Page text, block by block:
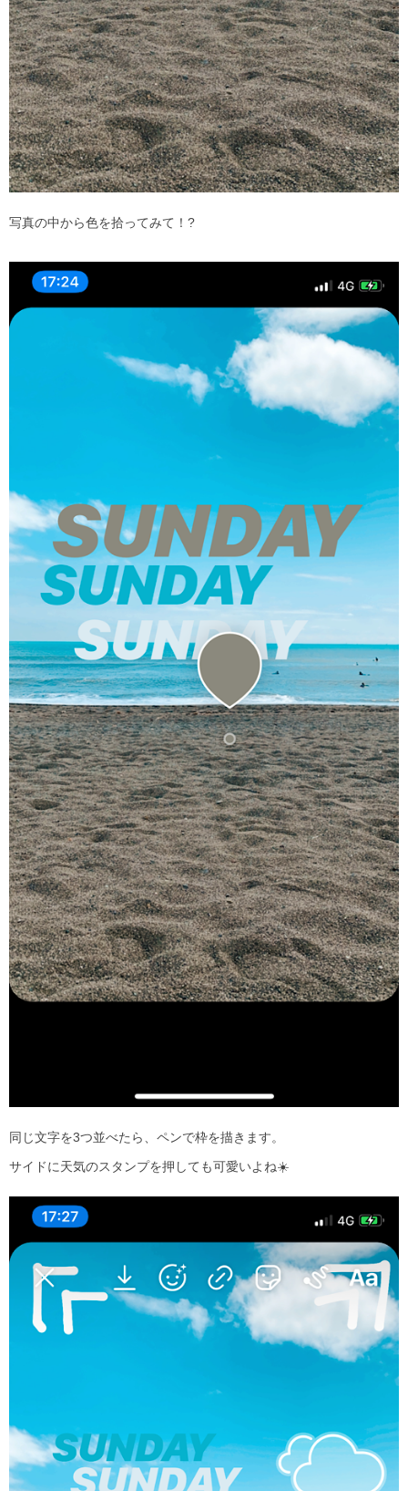
写真の中から色を拾ってみて！ ?
同じ文字を3つ並べたら、ペンで枠を描きます。
サイドに天気のスタンプを押しても可愛いよね☀️